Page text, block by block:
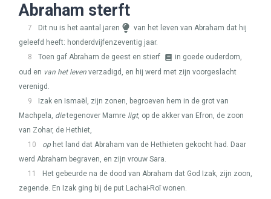
Abraham sterft
7 Dit nu is het aantal jaren
van het leven van Abraham dat hij
geleefd heeft: honderdvijfenzeventig jaar.
8
Toen gaf Abraham de geest en stierf
in goede ouderdom,
oud en van het leven verzadigd, en hij werd met zijn voorgeslacht
verenigd.
9
Izak en Ismaël, zijn zonen, begroeven hem in de grot van
Machpela, dietegenover Mamre ligt, op de akker van Efron, de zoon
van Zohar, de Hethiet,
10
op het land dat Abraham van de Hethieten gekocht had. Daar
werd Abraham begraven, en zijn vrouw Sara.
11
Het gebeurde na de dood van Abraham dat God Izak, zijn zoon,
zegende. En Izak ging bij de put Lachai-Roï wonen.